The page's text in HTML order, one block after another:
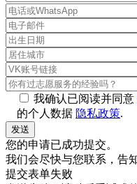
我确认已阅读并同意
的个人数据 隐私政策.
您的申请已成功提交。
我们会尽快与您联系，告
提交表单失败